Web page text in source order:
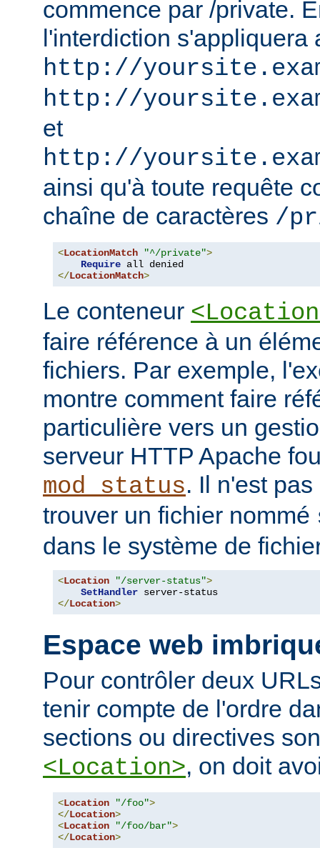
commence par /private.
l'interdiction s'appliquera
http://
http://
et
http://
ainsi qu'à toute requête
chaîne de caractères /
<LocationMatch "^/private">
Require
</LocationMatch>
Le conteneur
faire référence à un
fichiers. Par exemple,
montre comment faire
particulière vers un
serveur HTTP Apache
mod_status. Il n'est
trouver un fichier nommé
dans le système de
<Location "/server-status">
SetHandler
</Location>
Espace web
Pour contrôler deux
tenir compte de l'ordre
sections ou directives
<Location>, on doit
<Location "/foo">
</Location>
<Location "/foo/bar">
</Location>